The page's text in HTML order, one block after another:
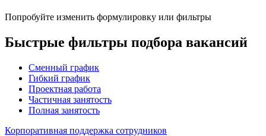
Попробуйте изменить формулировку или фильтры
Быстрые фильтры подбора вакансий
Сменный график
Гибкий график
Проектная работа
Частичная занятость
Полная занятость
Корпоративная поддержка сотрудников